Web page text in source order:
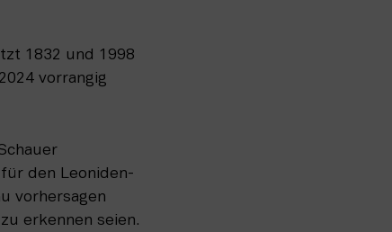
1832 und 1998
vorrangig
den Leoniden-
vorhersagen
erkennen seien.